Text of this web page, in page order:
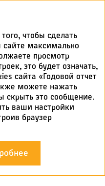
НА РЫНКЕ
УСЛУГ
2019 ГОДУ
отправление
режимом
порядка 17,7 млн
дневными
перевозок АО «ФПК»
чтобы сделать
максимально
просмотр
это будет означать,
сайта «Годовой отчет
можете нажать
скрыть это сообщение.
ваши настройки
браузер